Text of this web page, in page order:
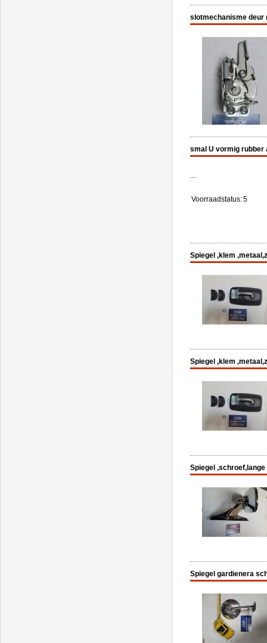
slotmechanisme deur
smal U vormig
...
Voorraadstatus:5
Spiegel ,klem
Spiegel ,klem
Spiegel
Spiegel gardienera